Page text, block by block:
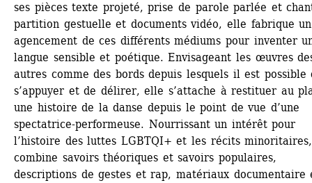
ses pièces texte projeté, prise de parole parlée et
partition gestuelle et documents vidéo, elle fabrique un
agencement de ces différents médiums pour inventer
langue sensible et poétique. Envisageant les œuvres
autres comme des bords depuis lesquels il est possible
s’appuyer et de délirer, elle s’attache à restituer au
une histoire de la danse depuis le point de vue d’une
spectatrice-performeuse. Nourrissant un intérêt pour
l’histoire des luttes LGBTQI+ et les récits
combine savoirs théoriques et savoirs populaires,
descriptions de gestes et rap, matériaux documentaire